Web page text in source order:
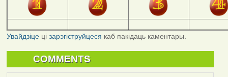
Увайдзіцеці зарэгіструйцеся каб пакідаць каментары.
COMMENTS